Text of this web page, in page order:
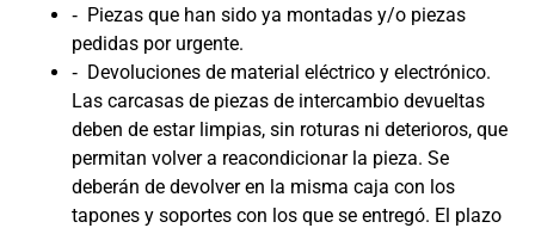
‐ Piezas que han sido ya montadas y/o piezas
pedidas por urgente.
‐ Devoluciones de material eléctrico y electrónico.
Las carcasas de piezas de intercambio devueltas
deben de estar limpias, sin roturas ni deterioros, que
permitan volver a reacondicionar la pieza. Se
deberán de devolver en la misma caja con los
tapones y soportes con los que se entregó. El plazo